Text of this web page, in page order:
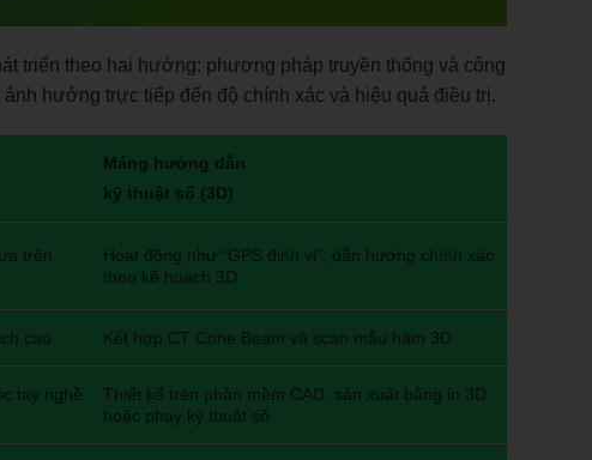
triển theo hai hướng: phương pháp truyền thống và công
hưởng trực tiếp đến độ chính xác và hiệu quả điều trị.
Máng hướng dẫn
kỹ thuật số (3D)
trên
Hoạt động như “GPS định vị”, dẫn hướng chính xác
theo kế hoạch 3D
cao Kết hợp CT Cone Beam và scan mẫu hàm 3D
tay nghề
Thiết kế trên phần mềm CAD, sản xuất bằng in 3D
hoặc phay kỹ thuật số